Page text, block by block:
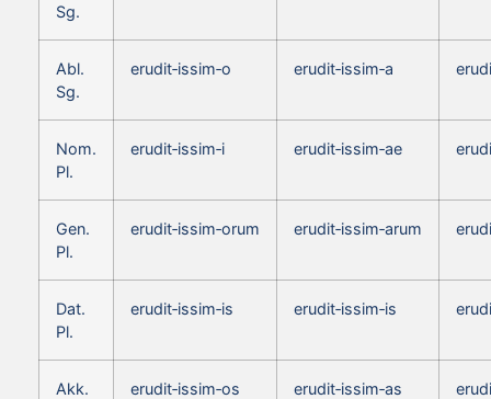
Sg.
Abl.
Sg.
erudit‑issim‑o erudit‑issim‑a
Nom.
Pl.
erudit‑issim‑i erudit‑issim‑ae
Gen.
Pl.
erudit‑issim‑orum erudit‑issim‑arum
Dat.
Pl.
erudit‑issim‑is erudit‑issim‑is
Akk.
erudit‑issim‑os erudit‑issim‑as